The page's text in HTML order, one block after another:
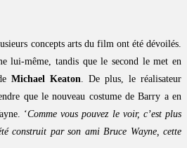
concepts arts du film ont été dévoilés.
lui-même, tandis que le second le met en
Michael Keaton . De plus, le réalisateur
que le nouveau costume de Barry a en
‘Comme vous pouvez le voir, c’est plus
construit par son ami Bruce Wayne, cette